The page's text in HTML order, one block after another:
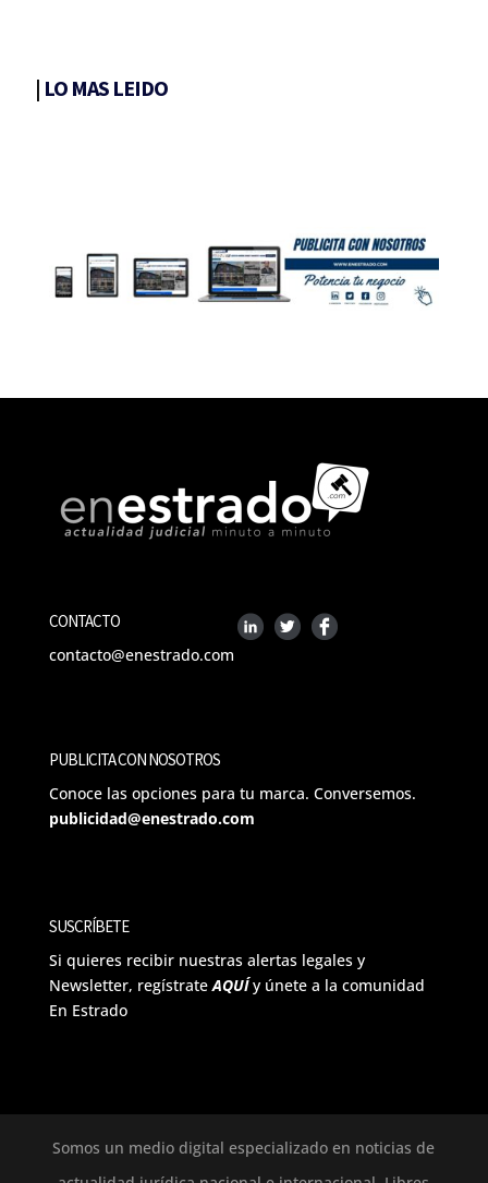
| LO MAS LEIDO
CONTACTO
contacto@enestrado.com
PUBLICITA CON NOSOTROS
Conoce las opciones para tu marca. Conversemos.
publicidad@enestrado.com
SUSCRÍBETE
Si quieres recibir nuestras alertas legales y
Newsletter, regístrateAQUÍ y únete a la comunidad
En Estrado
Somos un medio digital especializado en noticias de